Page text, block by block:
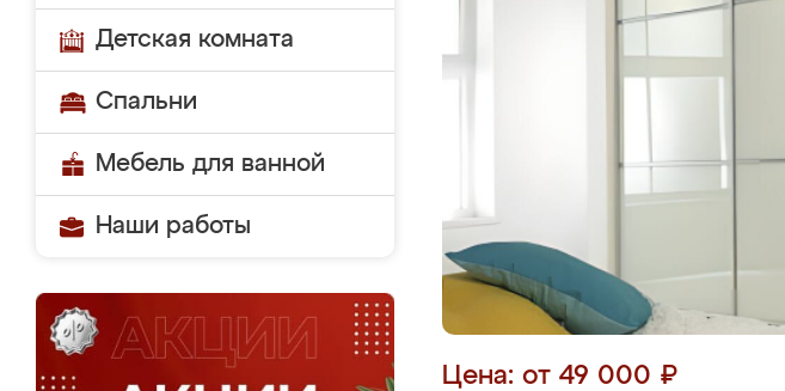
Детская комната
Спальни
Мебель для ванной
Наши работы
Цена: от 49 000 ₽